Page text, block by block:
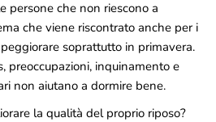
persone che non riescono a
che viene riscontrato anche per i
soprattutto in primavera.
preoccupazioni, inquinamento e
non aiutano a dormire bene.
la qualità del proprio riposo?